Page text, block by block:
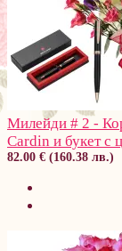
Милейди # 2 -
Cardin и букет с
82.00 € (160.38 лв.)